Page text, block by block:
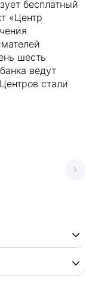
бесплатный
«Центр
шесть
ведут
стали